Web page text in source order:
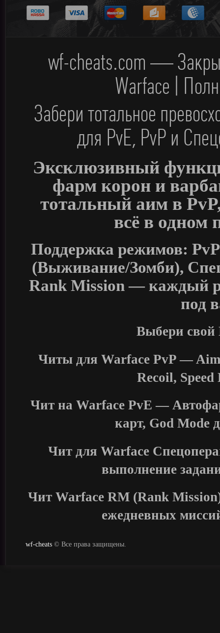
wf-cheats.com —
Warface |
Забери тотальное
для PvE, PvP и
Эксклюзивный
фарм корон и
тотальный аим в
всё в одном
Поддержка режимов:
(Выживание/Зомби),
Rank Mission — каждый
под
Выбери
Читы для Warface PvP —
Recoil,
Чит на Warface PvE —
карт, God Mode
Чит для Warface
выполнение
Чит Warface RM (Rank
ежедневных
wf-cheats © Все права защищены.